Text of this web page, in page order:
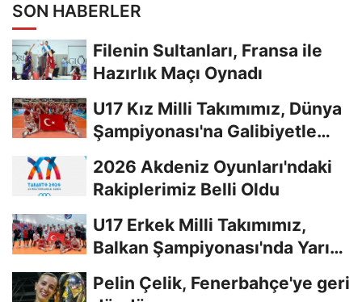
SON HABERLER
Filenin Sultanları, Fransa ile
Hazırlık Maçı Oynadı
U17 Kız Milli Takımımız, Dünya
Şampiyonası'na Galibiyetle
2026 Akdeniz Oyunları'ndaki
Rakiplerimiz Belli Oldu
U17 Erkek Milli Takımımız,
Balkan Şampiyonası'nda Yarı
Pelin Çelik, Fenerbahçe'ye geri